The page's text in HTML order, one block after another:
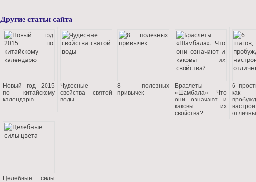
Другие статьи сайта
Новый год 2015
по китайскому
календарю
Чудесные
свойства святой
воды
8 полезных
привычек
Браслеты
«Шамбала». Что
они означают и
каковы их
свойства?
6
как
Целебные силы